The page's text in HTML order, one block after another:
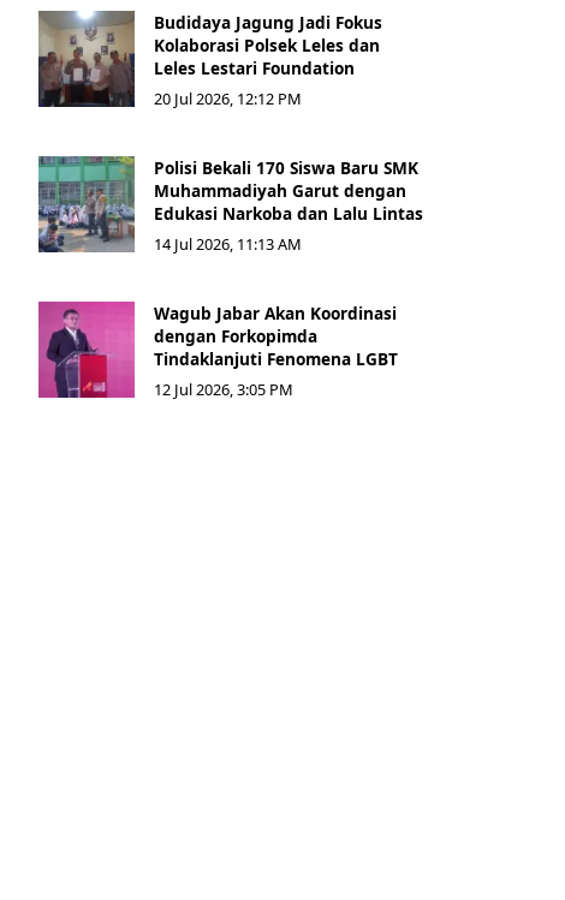
Budidaya Jagung Jadi Fokus
Kolaborasi Polsek Leles dan
Leles Lestari Foundation
20 Jul 2026, 12:12 PM
Polisi Bekali 170 Siswa Baru SMK
Muhammadiyah Garut dengan
Edukasi Narkoba dan Lalu Lintas
14 Jul 2026, 11:13 AM
Wagub Jabar Akan Koordinasi
dengan Forkopimda
Tindaklanjuti Fenomena LGBT
12 Jul 2026, 3:05 PM